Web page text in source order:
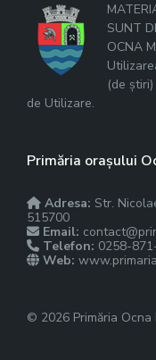
SUNT
OCNA
(de
de Utilizare.
Primăria orașului
Adresa: Str.
515700
Email:
Telefon: 0258-
Web:
© 2026 Primăria Ocna